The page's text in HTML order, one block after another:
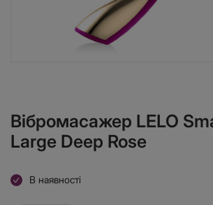
Вібромасажер LELO
Large Deep Rose
В наявності